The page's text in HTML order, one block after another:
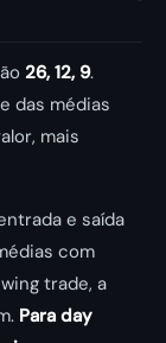
26, 12, 9.
das médias
mais
e saída
com
trade, a
Para day